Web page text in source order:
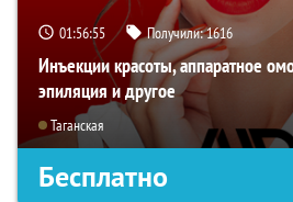
01:56:53 Получили:1616
Инъекции красоты, аппаратное
эпиляция и другое
Таганская
Бесплатно